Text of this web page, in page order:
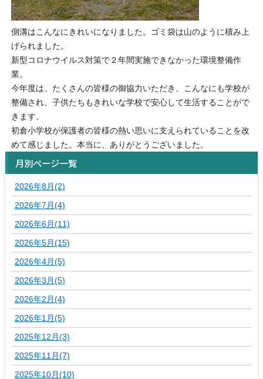
側溝はこんなにきれいになりました。ゴミ袋は山のように積み上
げられました。
新型コロナウイルス対策で２年間実施できなかった環境整備作
業。
今年度は、たくさんの皆様の御協力いただき、こんなにも学校が
整備され、子供たちもきれいな学校で安心して生活することがで
きます。
初倉小学校が保護者の皆様の熱い思いに支えられていることを改
めて感じました。本当に、ありがとうございました。
月別ページ一覧
2026年8月(2)
2026年7月(4)
2026年6月(11)
2026年5月(15)
2026年4月(5)
2026年3月(5)
2026年2月(4)
2026年1月(5)
2025年12月(3)
2025年11月(7)
2025年10月(10)